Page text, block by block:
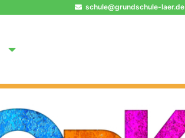
schule@grundschule-laer.de